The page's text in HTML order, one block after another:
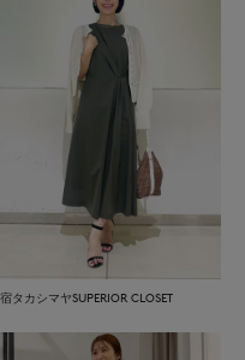
タカシマヤSUPERIOR CLOSET